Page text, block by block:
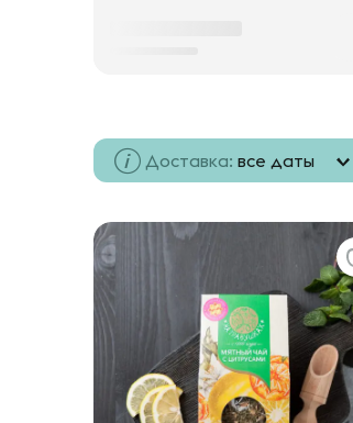
Доставка: все даты